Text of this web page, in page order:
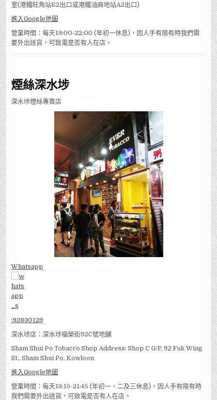
室(港鐵旺角站E2出口或港鐵油麻地站A2出口)
進入Google地圖
營業時間：每天13:00-22:00 (年初一休息)，因人手有限有時我們需
要外出送貨，可致電是否有人在店。
煙絲深水埗
深水埗煙絲專賣店
Whatsapp
:92830129
深水埗店：深水埗福榮街92C號地舖
Sham Shui Po Tobacco Shop Address: Shop C G/F, 92 Fuk Wing
St., Sham Shui Po, Kowloon
進入Google地圖
營業時間：每天13:15-21:45 (年初一、二及三休息)，因人手有限有時
我們需要外出送貨，可致電是否有人在店。